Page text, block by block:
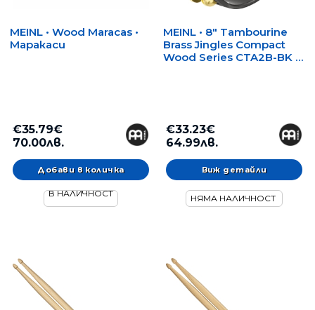
MEINL • Wood Maracas •
Маракаси
€35.79€
70.00лв.
В НАЛИЧНОСТ
MEINL • 8" Tambourine
Brass Jingles Compact
Wood Series CTA2B-BK •
€33.23€
64.99лв.
Виж детайли
НЯМА НАЛИЧНОСТ